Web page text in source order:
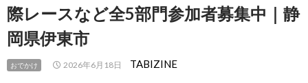
際レースなど全5部門参加者募集中｜静
岡県伊東市
おでかけ 2026年6月18日 TABIZINE